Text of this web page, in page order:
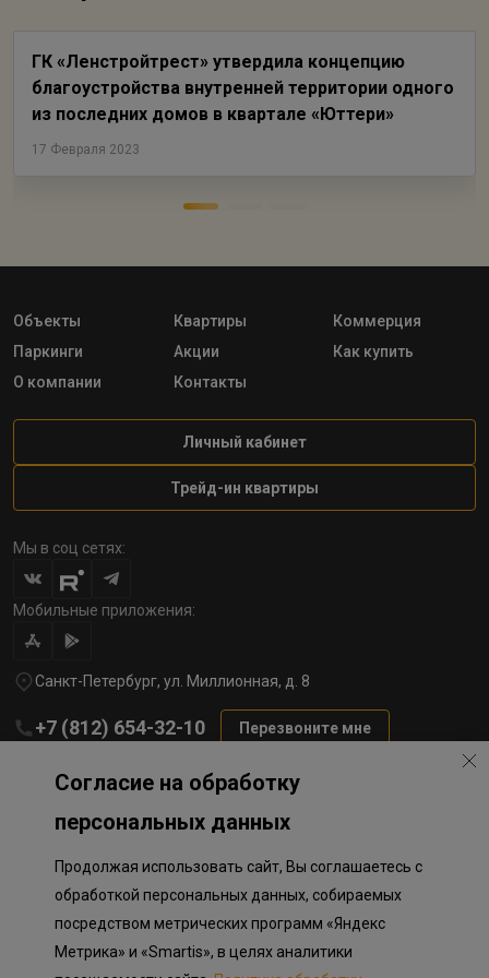
ГК «Ленстройтрест» утвердила концепцию
благоустройства внутренней территории одного
из последних домов в квартале «Юттери»
17 Февраля 2023
Объекты Квартиры
Коммерция
Паркинги
Акции
Как купить
О компании
Контакты
Личный кабинет
Трейд-ин квартиры
Мы в соц сетях:
Мобильные приложения:
Санкт-Петербург, ул. Миллионная, д. 8
+7 (812) 654-32-10 Перезвоните мне
Политика обработки персональных данных
Информация о плановом направлении средств
на строительство соц.объектов в Окле
Приложение к программе лояльности
Разработка сайта «Пикмедиа»
Согласие на обработку
персональных данных
Продолжая использовать сайт, Вы соглашаетесь с
обработкой персональных данных, собираемых
посредством метрических программ «Яндекс
Метрика» и «Smartis», в целях аналитики